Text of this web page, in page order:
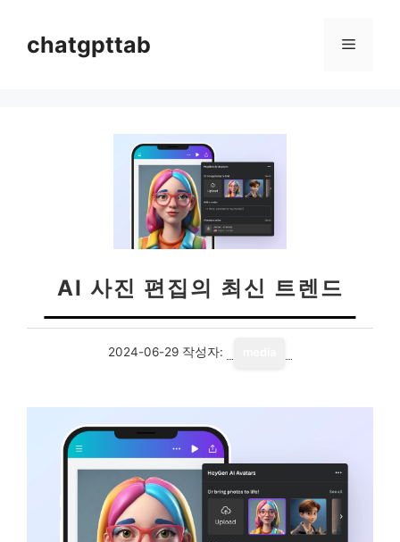
chatgpttab 메
AI 사진 편집의 최신 트렌드
2024-06-29 작성자: